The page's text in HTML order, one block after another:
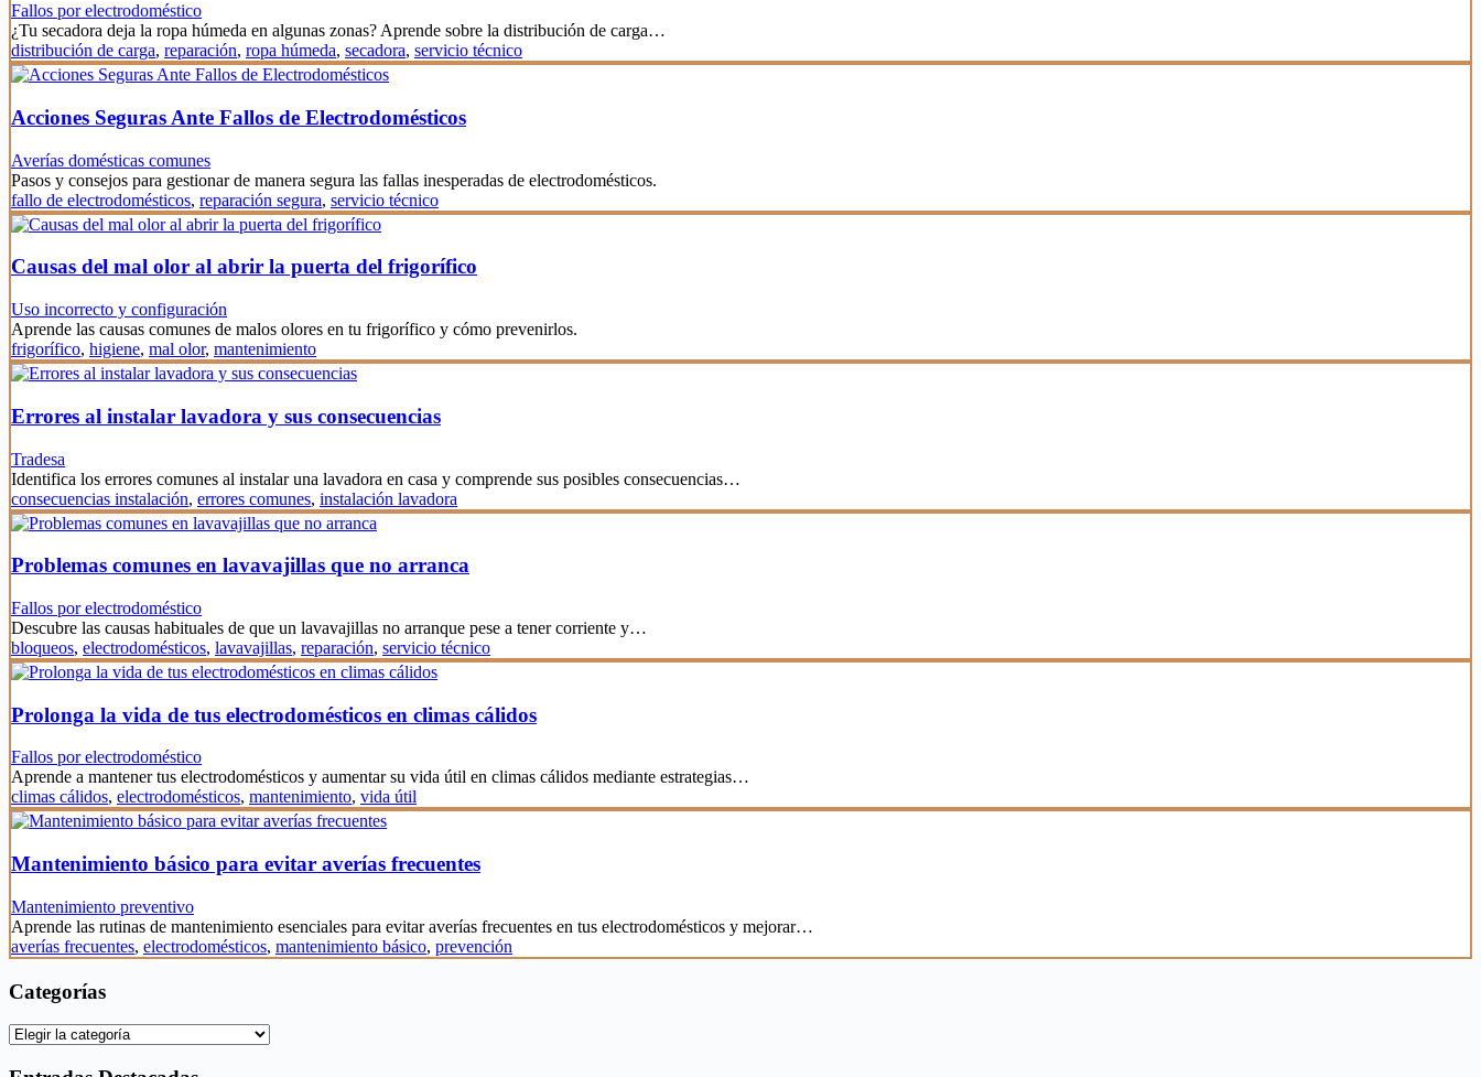
Fallos por electrodoméstico
¿Tu secadora deja la ropa húmeda en algunas zonas? Aprende sobre la distribución de carga…
distribución de carga, reparación, ropa húmeda, secadora, servicio técnico
Acciones Seguras Ante Fallos de Electrodomésticos
Averías domésticas comunes
Pasos y consejos para gestionar de manera segura las fallas inesperadas de electrodomésticos.
fallo de electrodomésticos, reparación segura, servicio técnico
Causas del mal olor al abrir la puerta del frigorífico
Uso incorrecto y configuración
Aprende las causas comunes de malos olores en tu frigorífico y cómo prevenirlos.
frigorífico, higiene, mal olor, mantenimiento
Errores al instalar lavadora y sus consecuencias
Tradesa
Identifica los errores comunes al instalar una lavadora en casa y comprende sus posibles consecuencias…
consecuencias instalación, errores comunes, instalación lavadora
Problemas comunes en lavavajillas que no arranca
Fallos por electrodoméstico
Descubre las causas habituales de que un lavavajillas no arranque pese a tener corriente y…
bloqueos, electrodomésticos, lavavajillas, reparación, servicio técnico
Prolonga la vida de tus electrodomésticos en climas cálidos
Fallos por electrodoméstico
Aprende a mantener tus electrodomésticos y aumentar su vida útil en climas cálidos mediante estrategias…
climas cálidos, electrodomésticos, mantenimiento, vida útil
Mantenimiento básico para evitar averías frecuentes
Mantenimiento preventivo
Aprende las rutinas de mantenimiento esenciales para evitar averías frecuentes en tus electrodomésticos y mejorar…
averías frecuentes, electrodomésticos, mantenimiento básico, prevención
Categorías
Categorías